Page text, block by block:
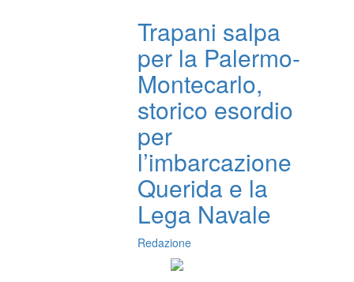
Trapani salpa
per la Palermo-
Montecarlo,
storico esordio
per
l’imbarcazione
Querida e la
Lega Navale
Redazione